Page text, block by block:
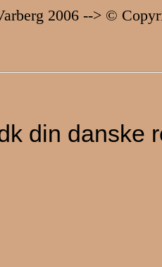
2006 --> ©
din danske